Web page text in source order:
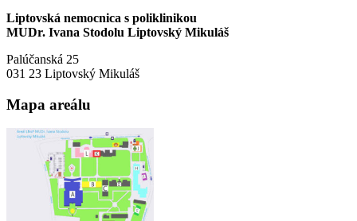
Liptovská nemocnica s poliklinikou
MUDr. Ivana Stodolu Liptovský Mikuláš
Palúčanská 25
031 23 Liptovský Mikuláš
Mapa areálu